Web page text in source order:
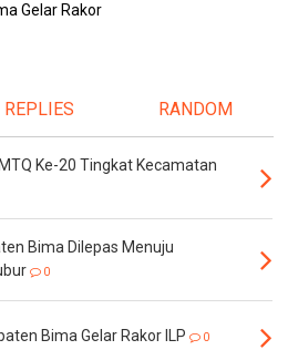
Gelar Rakor
REPLIES RANDOM
Ke-20 Tingkat Kecamatan
Bima Dilepas Menuju
0
Bima Gelar Rakor ILP 0